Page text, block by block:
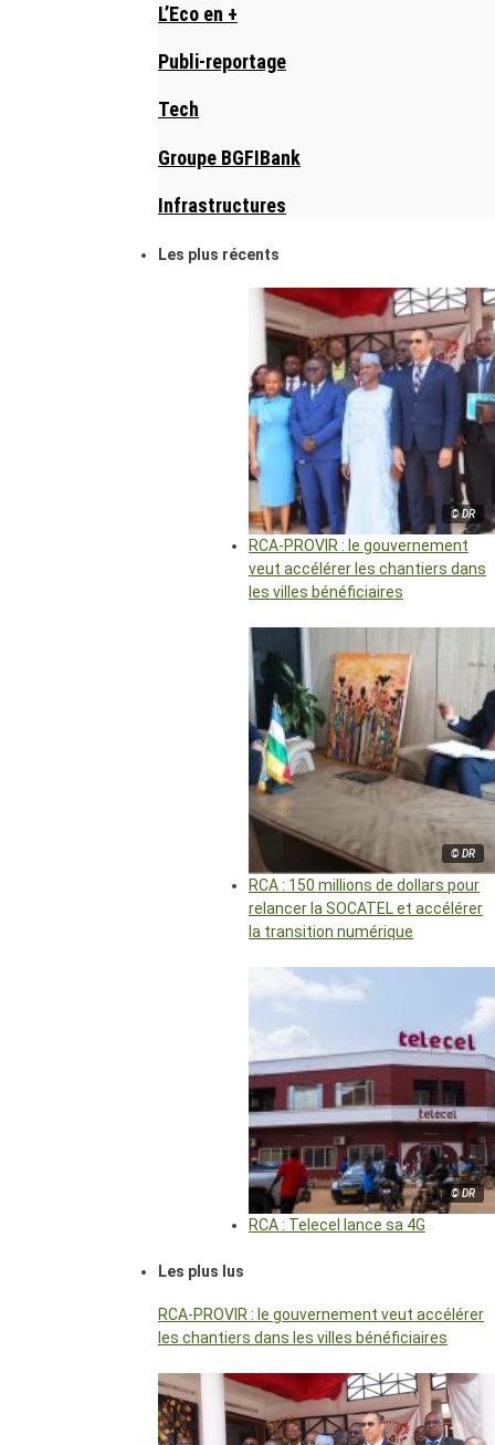
L’Eco en +
Publi-reportage
Tech
Groupe BGFIBank
Infrastructures
Les plus récents
© DR
RCA-PROVIR : le gouvernement
veut accélérer les chantiers dans
les villes bénéficiaires
© DR
RCA : 150 millions de dollars pour
relancer la SOCATEL et accélérer
la transition numérique
© DR
RCA : Telecel lance sa 4G
Les plus lus
RCA-PROVIR : le gouvernement veut accélérer
les chantiers dans les villes bénéficiaires